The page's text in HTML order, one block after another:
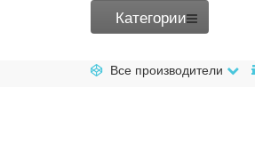
Категории
Все производители